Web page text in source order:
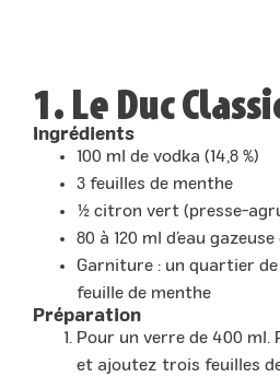
1. Le Duc
Ingrédients
100 ml de vodka (14,8 %)
3 feuilles de menthe
½ citron vert (presse-
80 à 120 ml d’eau
Garniture : un quartier
feuille de menthe
Préparation
Pour un verre de 400
et ajoutez trois feuilles